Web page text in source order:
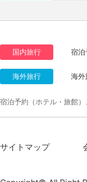
国内旅行 宿泊
海外旅行 海外
宿泊予約（ホテル・旅館
サイトマップ